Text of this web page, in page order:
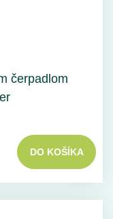
čerpadlom
DO KOŠÍKA